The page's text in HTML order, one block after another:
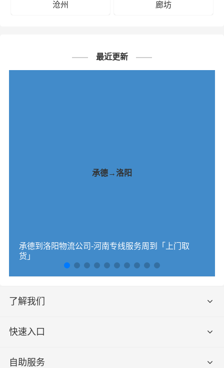
沧州 廊坊
最近更新
承德→洛阳
承德到洛阳物流公司-河南专线服务周到「上门取
货」
了解我们
快速入口
自助服务